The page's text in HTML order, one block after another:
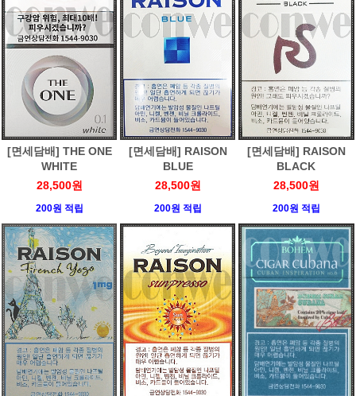
[면세담배] THE ONE
WHITE
28,500원
200원 적립
[면세담배] RAISON
BLUE
28,500원
200원 적립
[면세담배] RAISON
BLACK
28,500원
200원 적립